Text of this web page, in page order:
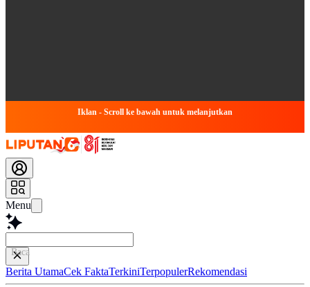
Iklan - Scroll ke bawah untuk melanjutkan
Menu
Baca lebih cepat...
Berita UtamaCek FaktaTerkiniTerpopulerRekomendasi